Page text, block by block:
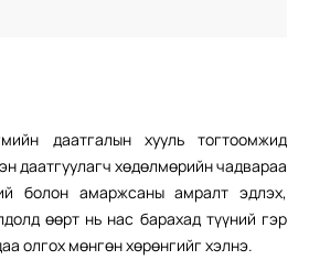
даатгалын хууль тогтоомжид
даатгуулагч хөдөлмөрийн чадвараа
болон амаржсаны амралт эдлэх,
өөрт нь нас барахад түүний гэр
олгох мөнгөн хөрөнгийг хэлнэ.